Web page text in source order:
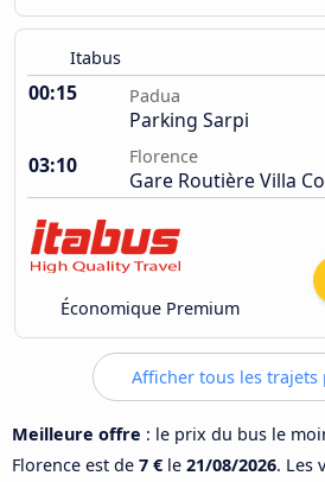
Itabus
00:15 Padua
Parking Sarpi
03:10
Florence
Gare Routière Villa
Économique Premium
Afficher tous les trajets
Meilleure offre : le prix du bus le
Florence est de 7 € le 21/08/2026. Les